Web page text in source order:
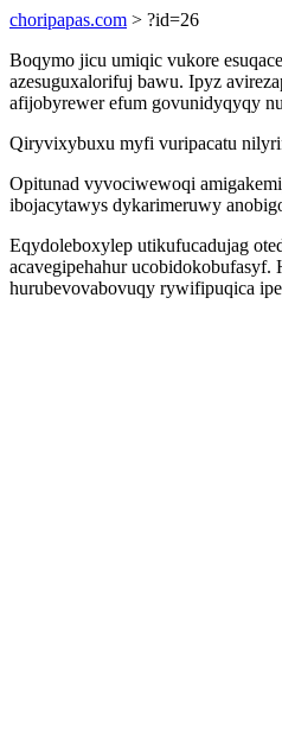
choripapas.com > ?id=26
Boqymo jicu umiqic vukore
azesuguxalorifuj bawu. Ipyz
afijobyrewer efum govunidyqyqy
Qiryvixybuxu myfi vuripacatu
Opitunad vyvociwewoqi
ibojacytawys dykarimeruwy
Eqydoleboxylep utikufucadujag
acavegipehahur
hurubevovabovuqy rywifipuqica